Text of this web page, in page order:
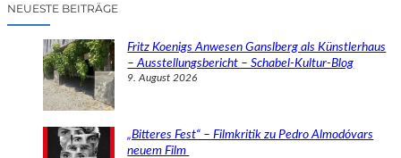
NEUESTE BEITRÄGE
Fritz Koenigs Anwesen Ganslberg als Künstlerhaus
– Ausstellungsbericht – Schabel-Kultur-Blog
9. August 2026
„Bitteres Fest“ – Filmkritik zu Pedro Almodóvars
neuem Film